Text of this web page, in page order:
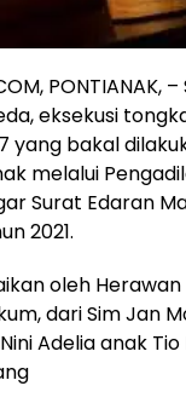
PONTIANAK,
eksekusi
yang bakal
melalui
Surat Edaran
2021.
oleh
dari Sim Jan
Adelia anak